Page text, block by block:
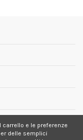
e le preferenze
delle semplici